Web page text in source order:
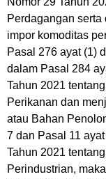
Perdagangan
impor komoditas
Pasal 276 ayat (1)
dalam Pasal 284
Tahun 2021
Perikanan dan
atau Bahan
7 dan Pasal 11
Tahun 2021
Perindustrian,